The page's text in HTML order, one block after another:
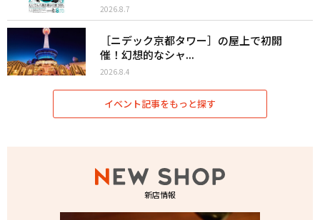
2026.8.7
［ニデック京都タワー］の屋上で初開
催！幻想的なシャ...
2026.8.4
イベント記事をもっと探す
新店情報